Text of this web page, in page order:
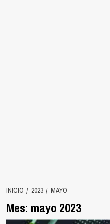
INICIO 2023 MAYO
Mes: mayo 2023